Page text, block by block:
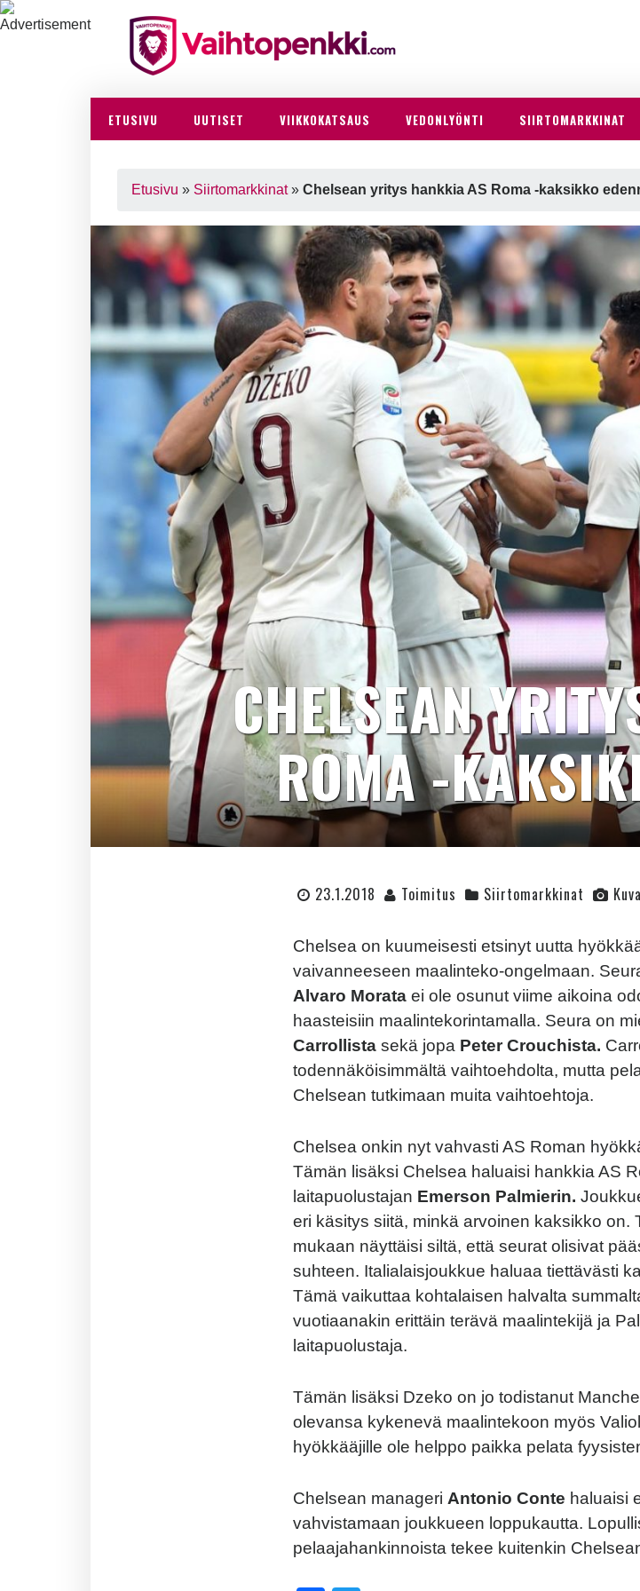
ETUSIVU UUTISET VIIKKOKATSAUS VEDONLYÖNTI SIIRTOMARKKINAT
Etusivu » Siirtomarkkinat» Chelsean yritys hankkia AS Roma -kaksikko
CHELSEAN
ROMA -
23.1.2018 Toimitus Siirtomarkkinat
Chelsea on kuumeisesti etsinyt uutta
vaivanneeseen maalinteko-ongelmaan.
Alvaro Morata ei ole osunut viime aikoina
haasteisiin maalintekorintamalla. Seura on
Carrollista sekä jopa Peter Crouchista.
todennäköisimmältä vaihtoehdolta, mutta
Chelsean tutkimaan muita vaihtoehtoja.
Chelsea onkin nyt vahvasti AS Roman
Tämän lisäksi Chelsea haluaisi hankkia AS
laitapuolustajan Emerson Palmierin.
eri käsitys siitä, minkä arvoinen kaksikko on.
mukaan näyttäisi siltä, että seurat olisivat
suhteen. Italialaisjoukkue haluaa tiettävästi
Tämä vaikuttaa kohtalaisen halvalta
vuotiaanakin erittäin terävä maalintekijä ja
laitapuolustaja.
Tämän lisäksi Dzeko on jo todistanut
olevansa kykenevä maalintekoon myös
hyökkääjille ole helppo paikka pelata
Chelsean manageri Antonio Conte haluaisi
vahvistamaan joukkueen loppukautta.
pelaajahankinnoista tekee kuitenkin